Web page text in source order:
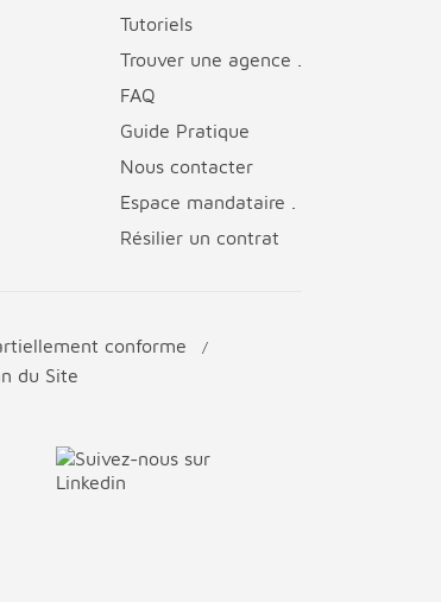
Tutoriels
Trouver une agence .
FAQ
Guide Pratique
Nous contacter
Espace mandataire .
Résilier un contrat
conforme
du Site